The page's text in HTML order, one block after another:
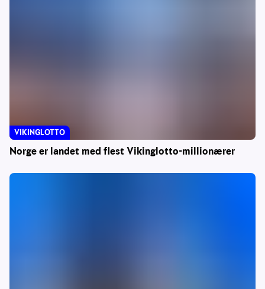
Norge er landet med flest Vikinglotto-millionærer
VIKINGLOTTO